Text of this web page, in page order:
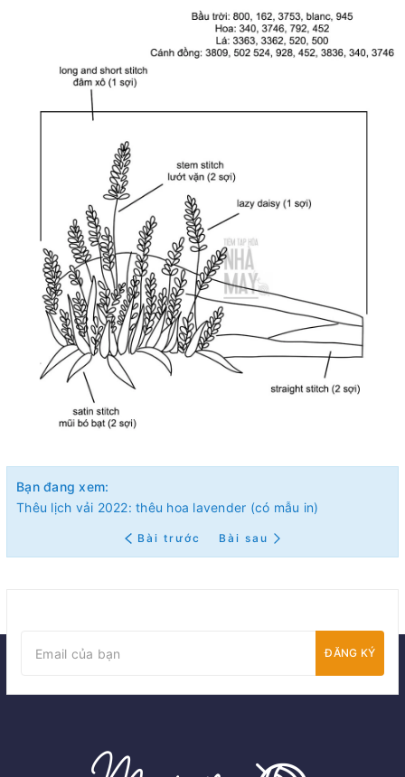
Bạn đang xem:
Thêu lịch vải 2022: thêu hoa lavender (có mẫu in)
Bài trước Bài sau
ĐĂNG KÝ